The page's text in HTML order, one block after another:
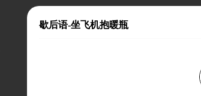
歇后语-坐飞机抱暖瓶